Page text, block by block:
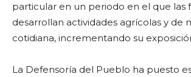
particular en un periodo en el que las
desarrollan actividades agrícolas y de
cotidiana, incrementando su
La Defensoría del Pueblo ha puesto